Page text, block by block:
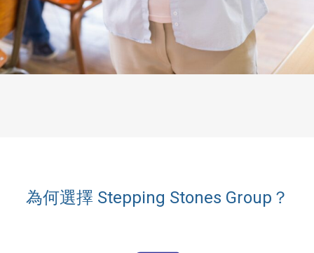
為何選擇 Stepping Stones Group？